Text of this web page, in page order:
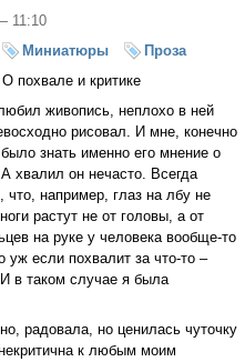
11:10
Миниатюры
Проза
похвале и критике
живопись, неплохо в ней
рисовал. И мне, конечно
знать именно его мнение о
хвалил он нечасто. Всегда
что, например, глаз на лбу не
растут не от головы, а от
на руке у человека вообще-то
уж если похвалит за что-то –
И в таком случае я была
радовала, но ценилась чуточку
к любым моим